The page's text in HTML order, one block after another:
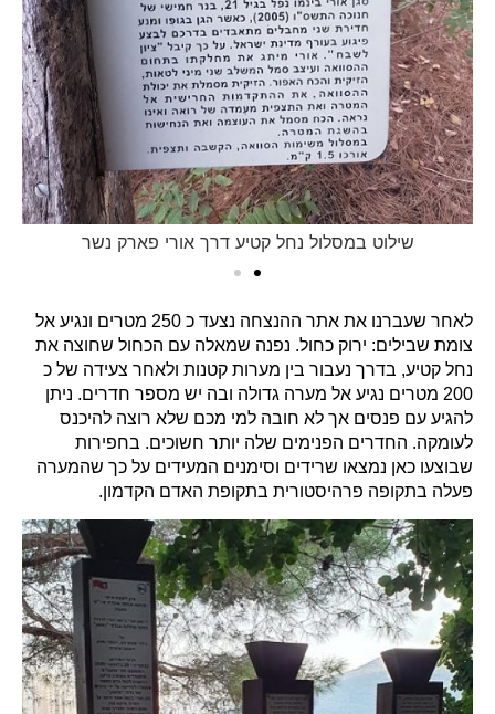
שילוט במסלול נחל קטיע דרך אורי פארק נשר
לאחר שעברנו את אתר ההנצחה נצעד כ 250 מטרים ונגיע אל
צומת שבילים: ירוק כחול. נפנה שמאלה עם הכחול שחוצה את
נחל קטיע, בדרך נעבור בין מערות קטנות ולאחר צעידה של כ
200 מטרים נגיע אל מערה גדולה ובה יש מספר חדרים. ניתן
להגיע עם פנסים אך לא חובה למי מכם שלא רוצה להיכנס
לעומקה. החדרים הפנימים שלה יותר חשוכים. בחפירות
שבוצעו כאן נמצאו שרידים וסימנים המעידים על כך שהמערה
פעלה בתקופה פרהיסטורית בתקופת האדם הקדמון.